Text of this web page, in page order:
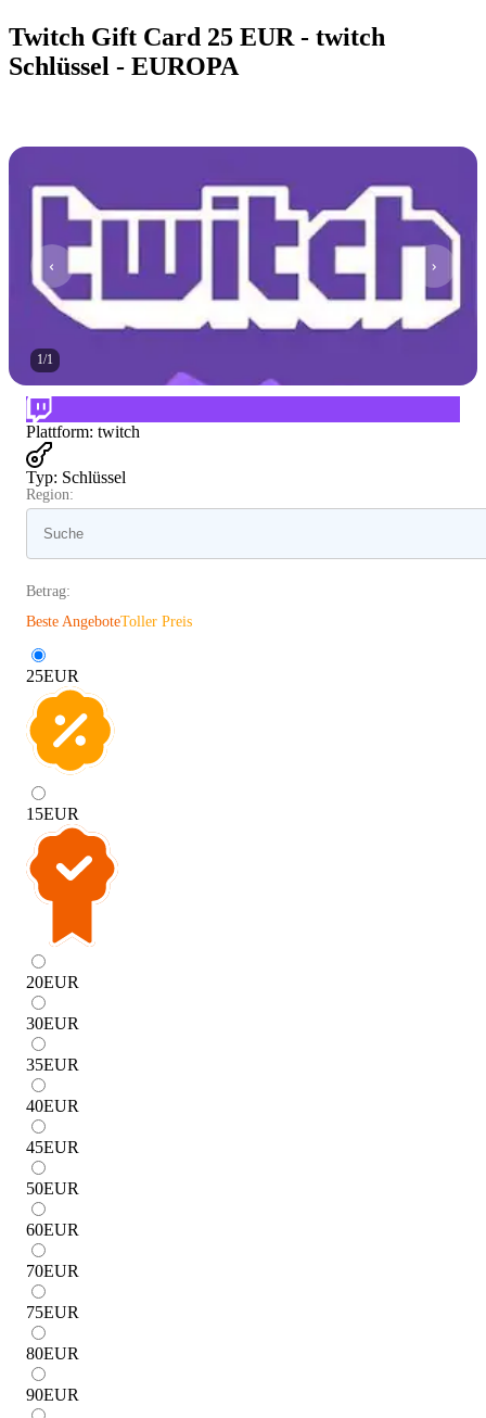
Twitch Gift Card 25 EUR - twitch
Schlüssel - EUROPA
1/1
Plattform: twitch
Typ: Schlüssel
Region:
Betrag:
Beste AngeboteToller Preis
25EUR
15EUR
20EUR
30EUR
35EUR
40EUR
45EUR
50EUR
60EUR
70EUR
75EUR
80EUR
90EUR